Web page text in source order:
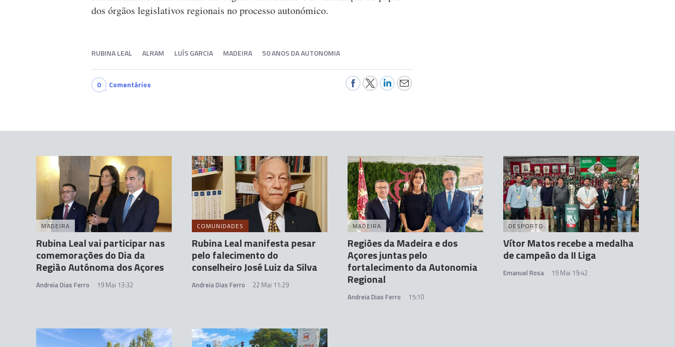
dos órgãos legislativos regionais no processo autonómico.
RUBINA LEAL ALRAM LUÍS GARCIA MADEIRA 50 ANOS DA AUTONOMIA
0 Comentários
MADEIRA
Rubina Leal vai participar nas
comemorações do Dia da
Região Autónoma dos Açores
Andreia Dias Ferro 19 Mai 13:32
COMUNIDADES
Rubina Leal manifesta pesar
pelo falecimento do
conselheiro José Luiz da Silva
Andreia Dias Ferro 22 Mai 11:29
MADEIRA
Regiões da Madeira e dos
Açores juntas pelo
fortalecimento da Autonomia
Regional
Andreia Dias Ferro 15:10
DESPORTO
Vítor Matos recebe a medalha
de campeão da II Liga
Emanuel Rosa 19 Mai 19:42